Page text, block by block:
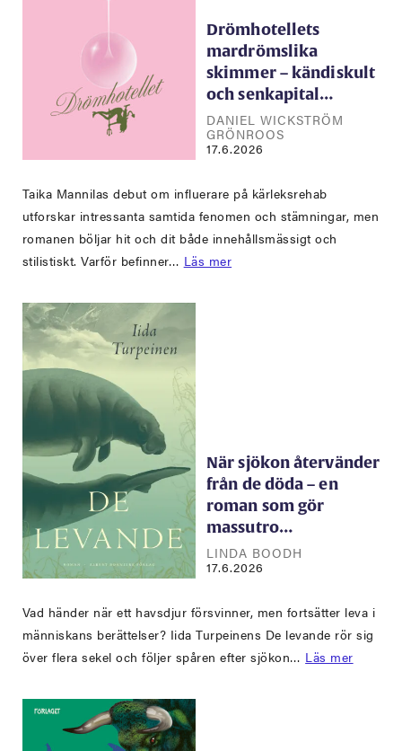
Drömhotellets
mardrömslika
skimmer – kändiskult
och senkapital…
DANIEL WICKSTRÖM
GRÖNROOS
17.6.2026
Taika Mannilas debut om influerare på kärleksrehab
utforskar intressanta samtida fenomen och stämningar, men
romanen böljar hit och dit både innehållsmässigt och
stilistiskt. Varför befinner… Läs mer
När sjökon återvänder
från de döda – en
roman som gör
massutro…
LINDA BOODH
17.6.2026
Vad händer när ett havsdjur försvinner, men fortsätter leva i
människans berättelser? Iida Turpeinens De levande rör sig
över flera sekel och följer spåren efter sjökon… Läs mer